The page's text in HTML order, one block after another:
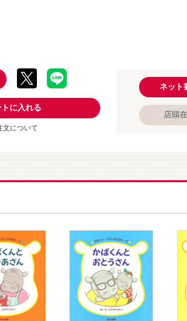
トに入れる
文について
ネット
店頭